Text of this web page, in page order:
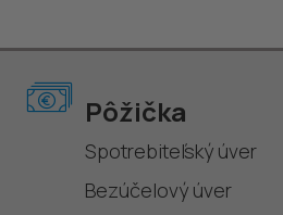
Pôžička
Spotrebiteľský úver
Bezúčelový úver